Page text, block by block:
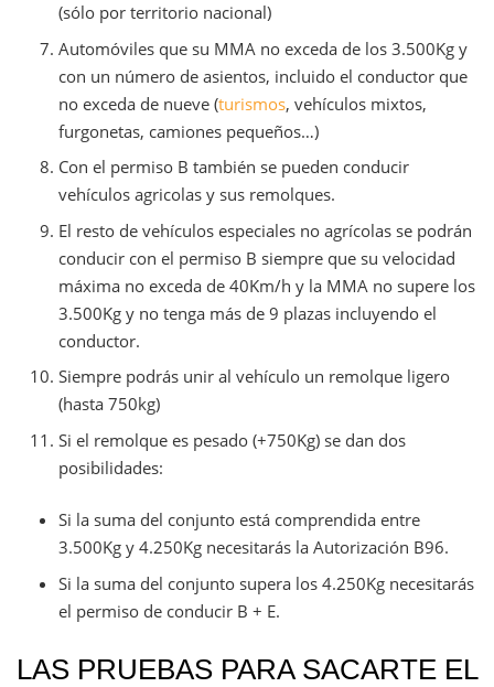
(sólo por territorio nacional)
Automóviles que su MMA no exceda de los 3.500Kg y
con un número de asientos, incluido el conductor que
no exceda de nueve (turismos, vehículos mixtos,
furgonetas, camiones pequeños…)
Con el permiso B también se pueden conducir
vehículos agricolas y sus remolques.
El resto de vehículos especiales no agrícolas se podrán
conducir con el permiso B siempre que su velocidad
máxima no exceda de 40Km/h y la MMA no supere los
3.500Kg y no tenga más de 9 plazas incluyendo el
conductor.
Siempre podrás unir al vehículo un remolque ligero
(hasta 750kg)
Si el remolque es pesado (+750Kg) se dan dos
posibilidades:
Si la suma del conjunto está comprendida entre
3.500Kg y 4.250Kg necesitarás la Autorización B96.
Si la suma del conjunto supera los 4.250Kg necesitarás
el permiso de conducir B + E.
LAS PRUEBAS PARA SACARTE EL